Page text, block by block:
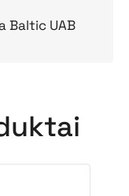
Baltic UAB